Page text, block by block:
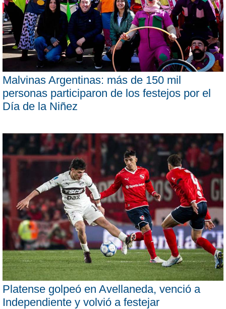
Malvinas Argentinas: más de 150 mil
personas participaron de los festejos por el
Día de la Niñez
Platense golpeó en Avellaneda, venció a
Independiente y volvió a festejar